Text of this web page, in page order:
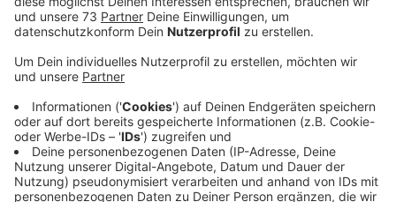
"Traut Euch!"
Im Pfarsaal der St. Jakobuskirche in Oeding können wir
am Sonntag (12.03.) zwischen 14 und 18 Uhr